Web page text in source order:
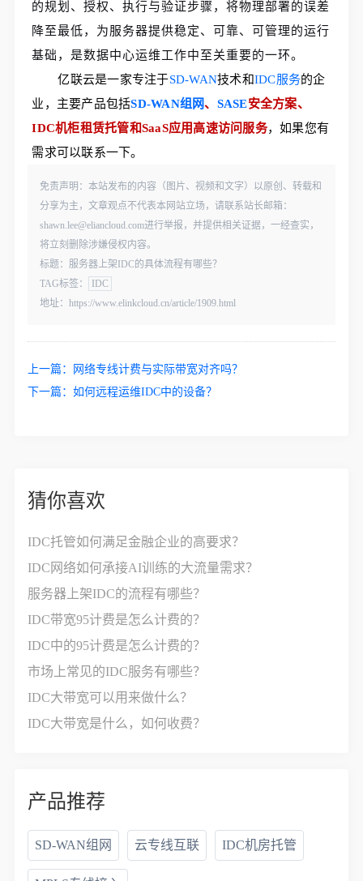
的规划、授权、执行与验证步骤，将物理部署的误差
降至最低，为服务器提供稳定、可靠、可管理的运行
基础，是数据中心运维工作中至关重要的一环。
亿联云是一家专注于SD-WAN技术和IDC服务的企
业，主要产品包括SD-WAN组网、 SASE安全方案、
IDC机柜租赁托管和SaaS应用高速访问服务，如果您有
需求可以联系一下。
免责声明：本站发布的内容（图片、视频和文字）以原创、转载和
分享为主，文章观点不代表本网站立场，请联系站长邮箱：
shawn.lee@eliancloud.com进行举报，并提供相关证据，一经查实，
将立刻删除涉嫌侵权内容。
标题：服务器上架IDC的具体流程有哪些？
TAG标签：
IDC
地址：https://www.elinkcloud.cn/article/1909.html
上一篇：
网络专线计费与实际带宽对齐吗？
下一篇：如何远程运维IDC中的设备？
猜你喜欢
IDC托管如何满足金融企业的高要求？
IDC网络如何承接AI训练的大流量需求？
服务器上架IDC的流程有哪些？
IDC带宽95计费是怎么计费的？
IDC中的95计费是怎么计费的？
市场上常见的IDC服务有哪些？
IDC大带宽可以用来做什么？
IDC大带宽是什么，如何收费？
产品推荐
SD-WAN组网 云专线互联 IDC机房托管